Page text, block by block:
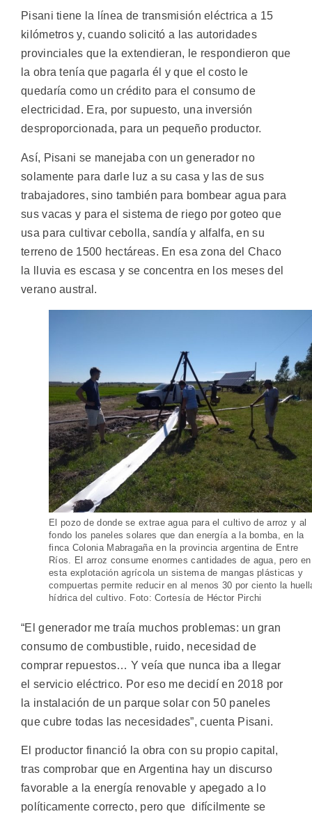
Pisani tiene la línea de transmisión eléctrica a 15
kilómetros y, cuando solicitó a las autoridades
provinciales que la extendieran, le respondieron que
la obra tenía que pagarla él y que el costo le
quedaría como un crédito para el consumo de
electricidad. Era, por supuesto, una inversión
desproporcionada, para un pequeño productor.
Así, Pisani se manejaba con un generador no
solamente para darle luz a su casa y las de sus
trabajadores, sino también para bombear agua para
sus vacas y para el sistema de riego por goteo que
usa para cultivar cebolla, sandía y alfalfa, en su
terreno de 1500 hectáreas. En esa zona del Chaco
la lluvia es escasa y se concentra en los meses del
verano austral.
El pozo de donde se extrae agua para el cultivo de arroz y al
fondo los paneles solares que dan energía a la bomba, en la
finca Colonia Mabragaña en la provincia argentina de Entre
Ríos. El arroz consume enormes cantidades de agua, pero en
esta explotación agrícola un sistema de mangas plásticas y
compuertas permite reducir en al menos 30 por ciento la
hídrica del cultivo. Foto: Cortesía de Héctor Pirchi
“El generador me traía muchos problemas: un gran
consumo de combustible, ruido, necesidad de
comprar repuestos… Y veía que nunca iba a llegar
el servicio eléctrico. Por eso me decidí en 2018 por
la instalación de un parque solar con 50 paneles
que cubre todas las necesidades”, cuenta Pisani.
El productor financió la obra con su propio capital,
tras comprobar que en Argentina hay un discurso
favorable a la energía renovable y apegado a lo
políticamente correcto, pero que difícilmente se